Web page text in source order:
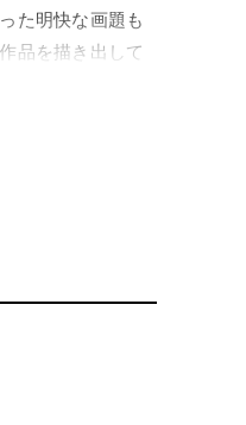
た明快な画題も
品を描き出して
取り上げた作品